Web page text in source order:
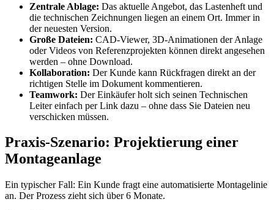
Zentrale Ablage: Das aktuelle Angebot, das Lastenheft und
die technischen Zeichnungen liegen an einem Ort. Immer in
der neuesten Version.
Große Dateien: CAD-Viewer, 3D-Animationen der Anlage
oder Videos von Referenzprojekten können direkt angesehen
werden – ohne Download.
Kollaboration: Der Kunde kann Rückfragen direkt an der
richtigen Stelle im Dokument kommentieren.
Teamwork: Der Einkäufer holt sich seinen Technischen
Leiter einfach per Link dazu – ohne dass Sie Dateien neu
verschicken müssen.
Praxis-Szenario: Projektierung einer
Montageanlage
Ein typischer Fall: Ein Kunde fragt eine automatisierte Montagelinie
an. Der Prozess zieht sich über 6 Monate.